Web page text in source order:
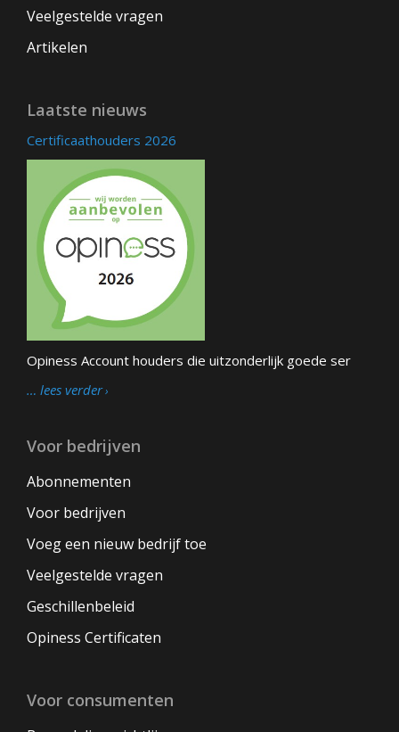
Veelgestelde vragen
Artikelen
Laatste nieuws
Certificaathouders 2026
Opiness Account houders die uitzonderlijk goede ser
… lees verder
Voor bedrijven
Abonnementen
Voor bedrijven
Voeg een nieuw bedrijf toe
Veelgestelde vragen
Geschillenbeleid
Opiness Certificaten
Voor consumenten